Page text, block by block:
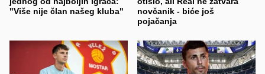
"Više nije član našeg kluba"
novčanik - biće još
pojačanja